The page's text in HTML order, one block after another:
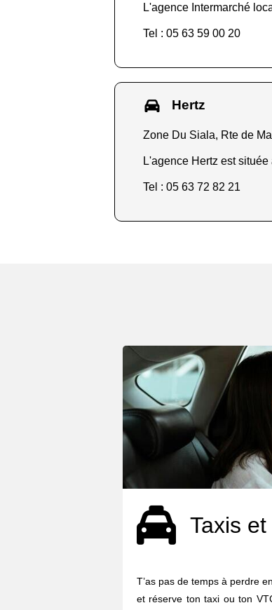
L'agence Intermarché
Tel : 05 63 59 00 20
Hertz
Zone Du Siala, Rte de
L'agence Hertz est
Tel : 05 63 72 82 21
Taxis
T’as pas de temps à perdre
et réserve ton taxi ou ton